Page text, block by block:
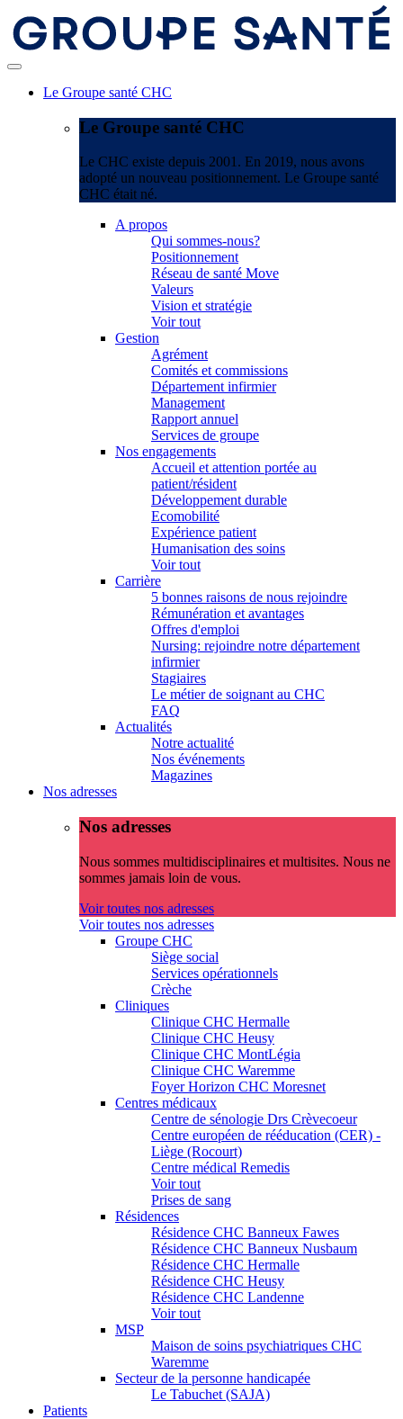
Le Groupe santé CHC
Le Groupe santé CHC
Le CHC existe depuis 2001. En 2019, nous avons
adopté un nouveau positionnement. Le Groupe santé
CHC était né.
A propos
Qui sommes-nous?
Positionnement
Réseau de santé Move
Valeurs
Vision et stratégie
Voir tout
Gestion
Agrément
Comités et commissions
Département infirmier
Management
Rapport annuel
Services de groupe
Nos engagements
Accueil et attention portée au
patient/résident
Développement durable
Ecomobilité
Expérience patient
Humanisation des soins
Voir tout
Carrière
5 bonnes raisons de nous rejoindre
Rémunération et avantages
Offres d'emploi
Nursing: rejoindre notre département
infirmier
Stagiaires
Le métier de soignant au CHC
FAQ
Actualités
Notre actualité
Nos événements
Magazines
Nos adresses
Nos adresses
Nous sommes multidisciplinaires et multisites. Nous ne
sommes jamais loin de vous.
Voir toutes nos adresses
Voir toutes nos adresses
Groupe CHC
Siège social
Services opérationnels
Crèche
Cliniques
Clinique CHC Hermalle
Clinique CHC Heusy
Clinique CHC MontLégia
Clinique CHC Waremme
Foyer Horizon CHC Moresnet
Centres médicaux
Centre de sénologie Drs Crèvecoeur
Centre européen de rééducation (CER) -
Liège (Rocourt)
Centre médical Remedis
Voir tout
Prises de sang
Résidences
Résidence CHC Banneux Fawes
Résidence CHC Banneux Nusbaum
Résidence CHC Hermalle
Résidence CHC Heusy
Résidence CHC Landenne
Voir tout
MSP
Maison de soins psychiatriques CHC
Waremme
Secteur de la personne handicapée
Le Tabuchet (SAJA)
Patients